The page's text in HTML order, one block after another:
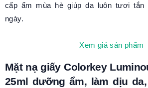
cấp ẩm mùa hè giúp da luôn tươi tắn
ngày.
Xem giá sản phẩm
Mặt nạ giấy Colorkey
25ml dưỡng ẩm, làm dịu